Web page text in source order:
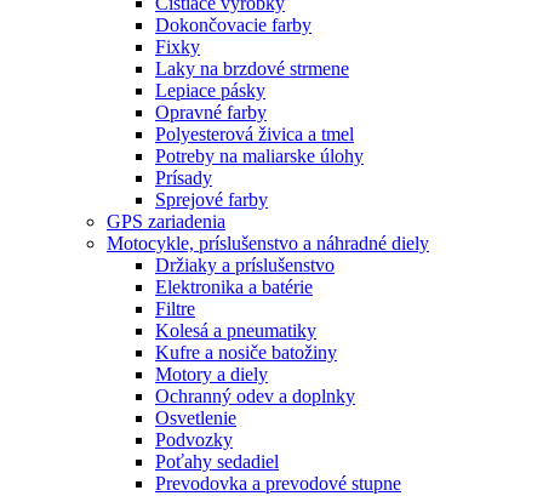
Dokončovacie farby
Fixky
Laky na brzdové strmene
Lepiace pásky
Opravné farby
Polyesterová živica a tmel
Potreby na maliarske úlohy
Prísady
Sprejové farby
GPS zariadenia
Motocykle, príslušenstvo a náhradné diely
Držiaky a príslušenstvo
Elektronika a batérie
Filtre
Kolesá a pneumatiky
Kufre a nosiče batožiny
Motory a diely
Ochranný odev a doplnky
Osvetlenie
Podvozky
Poťahy sedadiel
Prevodovka a prevodové stupne